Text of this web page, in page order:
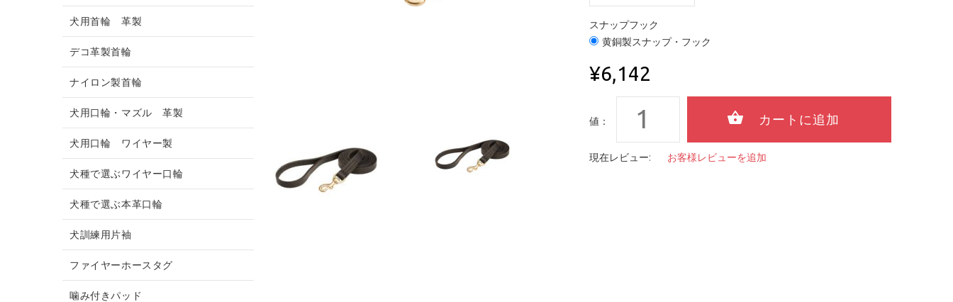
スナップフック
黄銅製スナップ・フック
¥6,142
値：
現在レビュー: お客様レビューを追加
犬用首輪 革製
デコ革製首輪
ナイロン製首輪
犬用口輪・マズル 革製
犬用口輪 ワイヤー製
犬種で選ぶワイヤー口輪
犬種で選ぶ本革口輪
犬訓練用片袖
ファイヤーホースタグ
噛み付きパッド